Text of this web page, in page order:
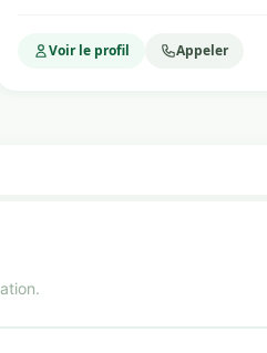
Voir le profil Appeler